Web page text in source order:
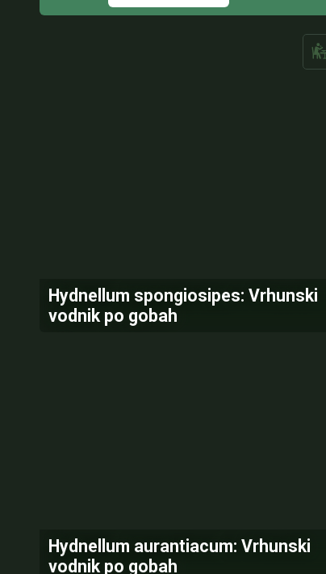
Hydnellum spongiosipes: Vrhunski
vodnik po gobah
Hydnellum aurantiacum: Vrhunski
vodnik po gobah